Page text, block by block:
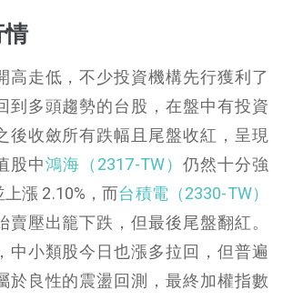
情
高走低，不少投資機構先行獲利了
到多頭趨勢的台股，在盤中有投資
後收斂所有跌幅且尾盤收紅，呈現
股中鴻海（2317-TW） 仍然十分強
漲 2.10%，而台積電（2330-TW）
賣壓出籠下跌，但最後尾盤翻紅。
中小類股今日也漲多拉回，但普遍
於良性的震盪回測，最終加權指數